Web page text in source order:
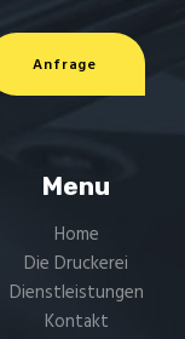
Anfrage
Menu
Home
Die Druckerei
Dienstleistungen
Kontakt